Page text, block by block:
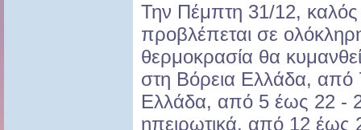
Την Πέμπτη 31/12, καλός
προβλέπεται σε
θερμοκρασία θα
στη Βόρεια Ελλάδα, από
Ελλάδα, από 5 έως 22 -
ηπειρωτικά, από 12 έως